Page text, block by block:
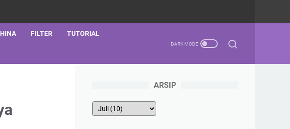
FILTER TUTORIAL
ARSIP